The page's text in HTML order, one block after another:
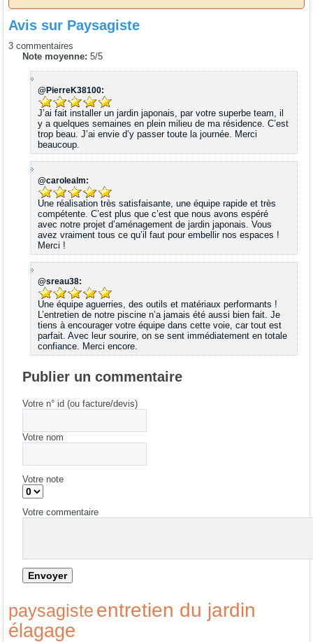
Avis sur Paysagiste
3 commentaires
Note moyenne:5/5
@PierreK38100:
J’ai fait installer un jardin japonais, par votre superbe team, il
y a quelques semaines en plein milieu de ma résidence. C’est
trop beau. J’ai envie d’y passer toute la journée. Merci
beaucoup.
@carolealm:
Une réalisation très satisfaisante, une équipe rapide et très
compétente. C’est plus que c’est que nous avons espéré
avec notre projet d’aménagement de jardin japonais. Vous
avez vraiment tous ce qu’il faut pour embellir nos espaces !
Merci !
@sreau38:
Une équipe aguerries, des outils et matériaux performants !
L’entretien de notre piscine n’a jamais été aussi bien fait. Je
tiens à encourager votre équipe dans cette voie, car tout est
parfait. Avec leur sourire, on se sent immédiatement en totale
confiance. Merci encore.
Publier un commentaire
Votre n° id (ou facture/devis)
Votre nom
Votre note
Votre commentaire
paysagiste entretien du jardin
élagage